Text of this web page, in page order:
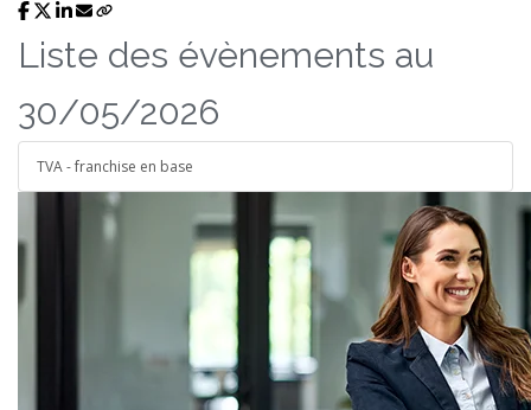
Liste des évènements au
30/05/2026
TVA - franchise en base